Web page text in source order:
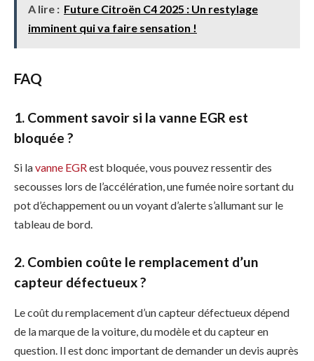
A lire : Future Citroën C4 2025 : Un restylage
imminent qui va faire sensation !
FAQ
1. Comment savoir si la vanne EGR est
bloquée ?
Si lavanne EGRest bloquée, vous pouvez ressentir des
secousses lors de l’accélération, une fumée noire sortant du
pot d’échappement ou un voyant d’alerte s’allumant sur le
tableau de bord.
2. Combien coûte le remplacement d’un
capteur défectueux ?
Le coût du remplacement d’un capteur défectueux dépend
de la marque de la voiture, du modèle et du capteur en
question. Il est donc important de demander un devis auprès